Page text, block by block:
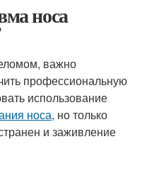
носа
важно
профессиональную
использование
носа, но только
и заживление